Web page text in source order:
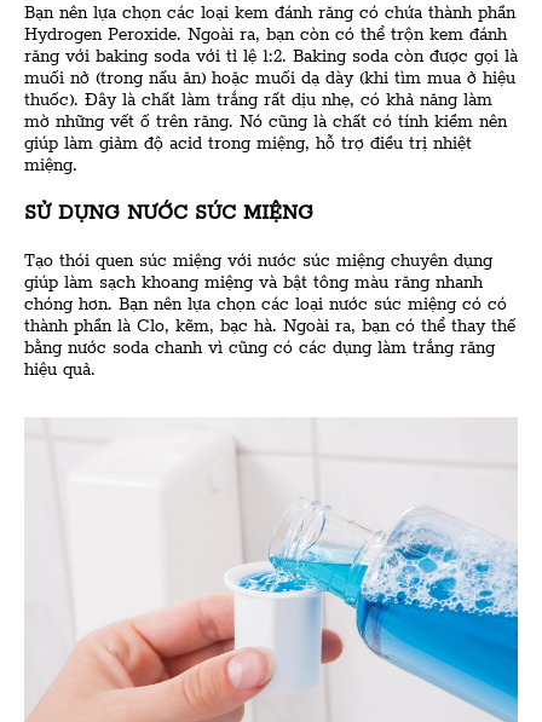
Bạn nên lựa chọn các loại kem đánh răng có chứa thành phần
Hydrogen Peroxide. Ngoài ra, bạn còn có thể trộn kem đánh
răng với baking soda với tỉ lệ 1:2. Baking soda còn được gọi là
muối nở (trong nấu ăn) hoặc muối dạ dày (khi tìm mua ở hiệu
thuốc). Đây là chất làm trắng rất dịu nhẹ, có khả năng làm
mờ những vết ố trên răng. Nó cũng là chất có tính kiềm nên
giúp làm giảm độ acid trong miệng, hỗ trợ điều trị nhiệt
miệng.
SỬ DỤNG NƯỚC SÚC MIỆNG
Tạo thói quen súc miệng với nước súc miệng chuyên dụng
giúp làm sạch khoang miệng và bật tông màu răng nhanh
chóng hơn. Bạn nên lựa chọn các loại nước súc miệng có có
thành phần là Clo, kẽm, bạc hà. Ngoài ra, bạn có thể thay thế
bằng nước soda chanh vì cũng có các dụng làm trắng răng
hiệu quả.